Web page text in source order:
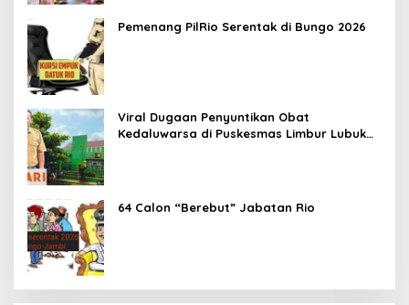
Pemenang PilRio Serentak di Bungo 2026
Viral Dugaan Penyuntikan Obat
Kedaluwarsa di Puskesmas Limbur Lubuk
64 Calon “Berebut” Jabatan Rio